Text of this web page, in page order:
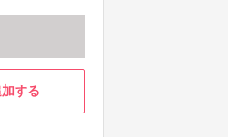
する